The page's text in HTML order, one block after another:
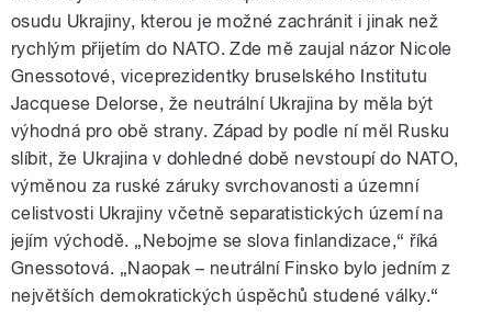
osudu Ukrajiny, kterou je možné zachránit i jinak než
rychlým přijetím do NATO. Zde mě zaujal názor Nicole
Gnessotové, viceprezidentky bruselského Institutu
Jacquese Delorse, že neutrální Ukrajina by měla být
výhodná pro obě strany. Západ by podle ní měl Rusku
slíbit, že Ukrajina v dohledné době nevstoupí do NATO,
výměnou za ruské záruky svrchovanosti a územní
celistvosti Ukrajiny včetně separatistických území na
jejím východě. „Nebojme se slova finlandizace,“ říká
Gnessotová. „Naopak – neutrální Finsko bylo jedním z
největších demokratických úspěchů studené války.“